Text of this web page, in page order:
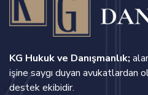
KG Hukuk ve Danışmanlık;
işine saygı duyan avukatlardan
destek ekibidir.